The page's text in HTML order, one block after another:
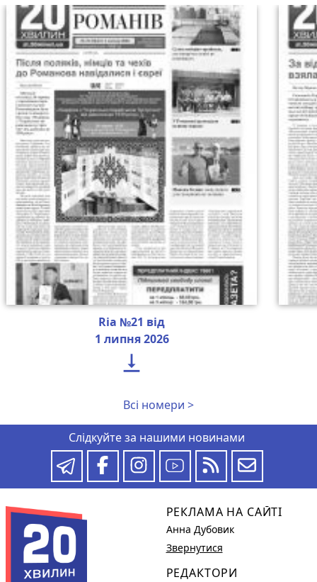
Ria №21 від
1 липня 2026

Всі номери >
Слідкуйте за нашими новинами
РЕКЛАМА НА САЙТІ
Анна Дубовик
Звернутися
РЕДАКТОРИ